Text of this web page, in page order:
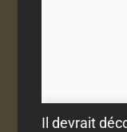
Il devrait